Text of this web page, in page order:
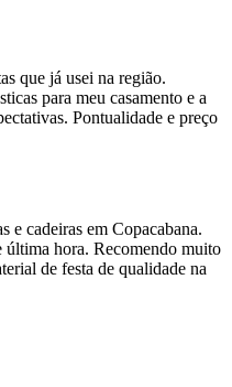
que já usei na região.
para meu casamento e a
Pontualidade e preço
e cadeiras em Copacabana.
última hora. Recomendo muito
de festa de qualidade na